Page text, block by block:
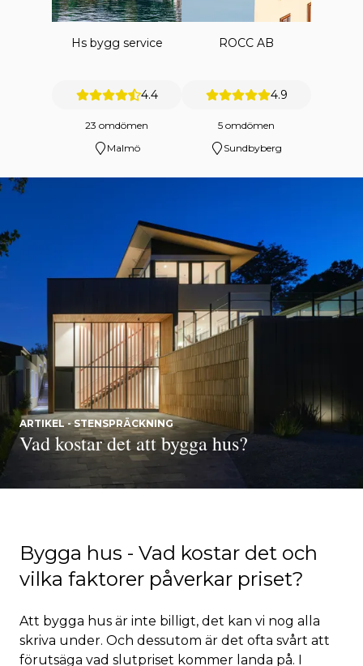
Hs bygg service
4.4
23 omdömen
Malmö
ROCC AB
4.9
5 omdömen
Sundbyberg
Bygga hus - Vad kostar det och
vilka faktorer påverkar priset?
Att bygga hus är inte billigt, det kan vi nog alla
skriva under. Och dessutom är det ofta svårt att
förutsäga vad slutpriset kommer landa på. I
ARTIKEL - STENSPRÄCKNING
Vad kostar det att bygga hus?